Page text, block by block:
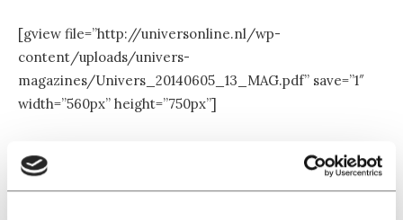
[gview file=”http://universonline.nl/wp-
content/uploads/univers-
magazines/Univers_20140605_13_MAG.pdf” save=”1″
width=”560px” height=”750px”]